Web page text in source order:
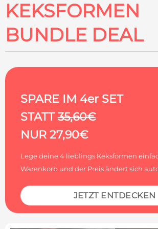
KEKSFORMEN
BUNDLE DEAL
SPARE IM 4er SET
STATT35,60€
NUR 27,90€
Lege deine 4 lieblings Keksformen
Warenkorb und der Preis ändert sich
JETZT ENTDECKEN